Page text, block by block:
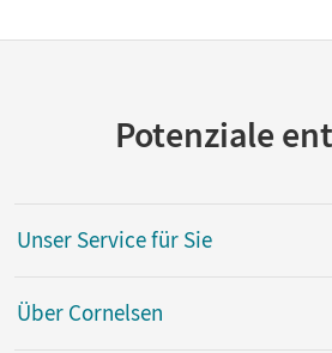
Potenziale
Unser Service für Sie
Über Cornelsen